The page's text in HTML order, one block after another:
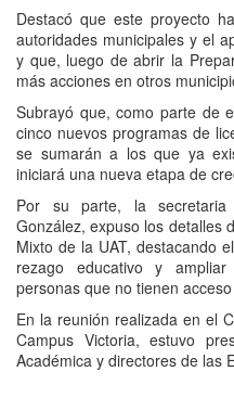
Destacó que este proyecto
autoridades municipales y el
y que, luego de abrir la
más acciones en otros
Subrayó que, como parte de
cinco nuevos programas de
se sumarán a los que ya
iniciará una nueva etapa de
Por su parte, la secretaria
González, expuso los detalles
Mixto de la UAT, destacando
rezago educativo y
personas que no tienen
En la reunión realizada en el
Campus Victoria, estuvo
Académica y directores de las